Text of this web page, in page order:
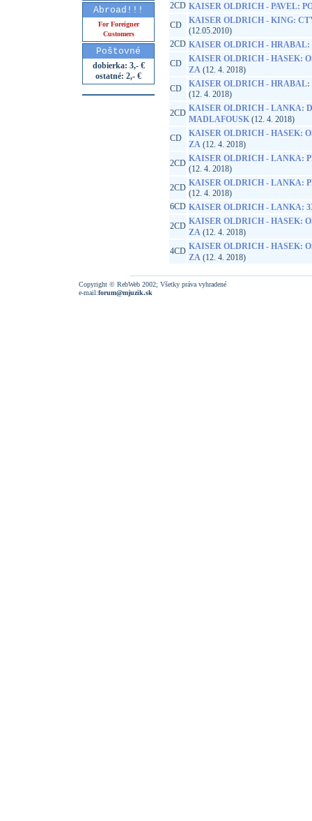
Abroad!!!
For Foreigner
Customers
Poštovné
dobierka: 3,- €
ostatné: 2,- €
2CD KAISER OLDRICH - PAVEL:
CD
KAISER OLDRICH - KING:
(12.05.2010)
2CD KAISER OLDRICH -
CD
KAISER OLDRICH - HASEK:
ZA (12. 4. 2018)
CD
KAISER OLDRICH - HRABAL:
(12. 4. 2018)
2CD KAISER OLDRICH - LANKA:
MADLAFOUSK (12. 4. 2018)
CD
KAISER OLDRICH - HASEK:
ZA (12. 4. 2018)
2CD KAISER OLDRICH - LANKA:
(12. 4. 2018)
2CD KAISER OLDRICH - LANKA:
(12. 4. 2018)
6CD KAISER OLDRICH - LANKA:
2CD KAISER OLDRICH - HASEK:
ZA (12. 4. 2018)
4CD KAISER OLDRICH - HASEK:
ZA (12. 4. 2018)
Copyright © RebWeb 2002; Všetky práva vyhradené
e-mail:forum@mjuzik.sk